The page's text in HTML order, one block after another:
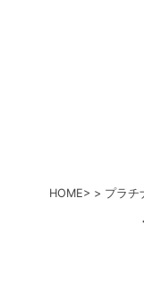
HOME プラチ